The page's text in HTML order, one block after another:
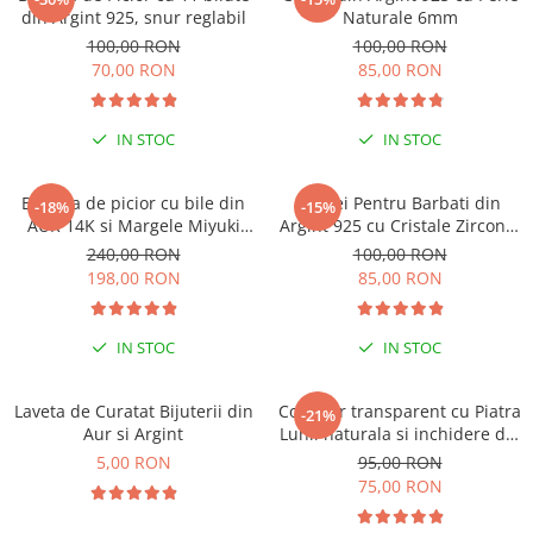
Lănțișoare cu Semilună
Lănțișoare cu Zodii
Lănțișoare cu Animale
Lănțișoare cu Molecule
Lănțișoare cu Pietre Naturale
COLIERE CU PERLE
Coliere cu Perle Naturale
Coliere cu Perle Preciosa
COLIERE ȘNUR REGLABIL
Coliere cu Cruce
Coliere cu Soare
Coliere cu Semilună
Coliere cu Zodii
din Argint 925, snur reglabil
100,00 RON
70,00 RON
IN STOC
Naturale 6mm
100,00 RON
85,00 RON
IN STOC
-18%
Bratara de picior cu bile din
AUR 14K si Margele Miyuki
Bej/Maro, snur negru reglabil
240,00 RON
198,00 RON
IN STOC
-15%
Cercei Pentru Barbati din
Argint 925 cu Cristale Zirconia
Patrate de 5mm
100,00 RON
85,00 RON
IN STOC
Laveta de Curatat Bijuterii din
Aur si Argint
5,00 RON
-21%
Colier fir transparent cu Piatra
Lunii naturala si inchidere din
Argint 925
95,00 RON
75,00 RON